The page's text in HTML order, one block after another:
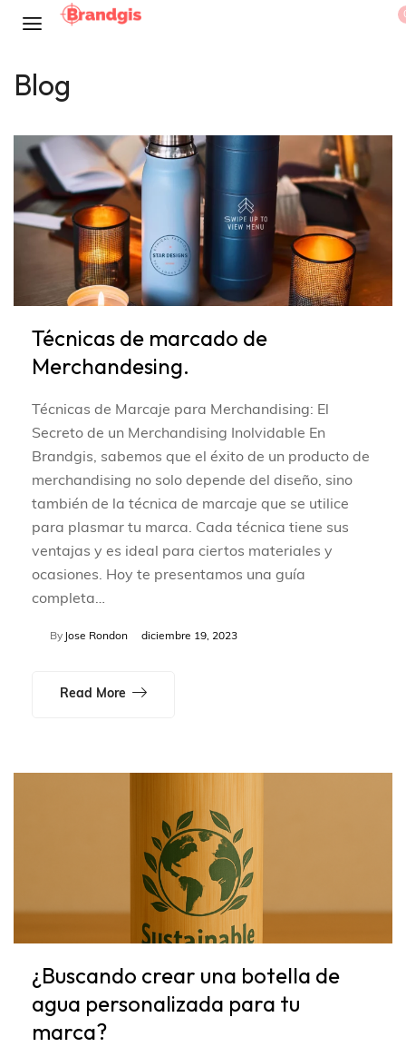
Blog
Técnicas de marcado de
Merchandesing.
Técnicas de Marcaje para Merchandising: El
Secreto de un Merchandising Inolvidable En
Brandgis, sabemos que el éxito de un producto de
merchandising no solo depende del diseño, sino
también de la técnica de marcaje que se utilice
para plasmar tu marca. Cada técnica tiene sus
ventajas y es ideal para ciertos materiales y
ocasiones. Hoy te presentamos una guía
completa…
By Jose Rondon diciembre 19, 2023
Read More
¿Buscando crear una botella de
agua personalizada para tu
marca?